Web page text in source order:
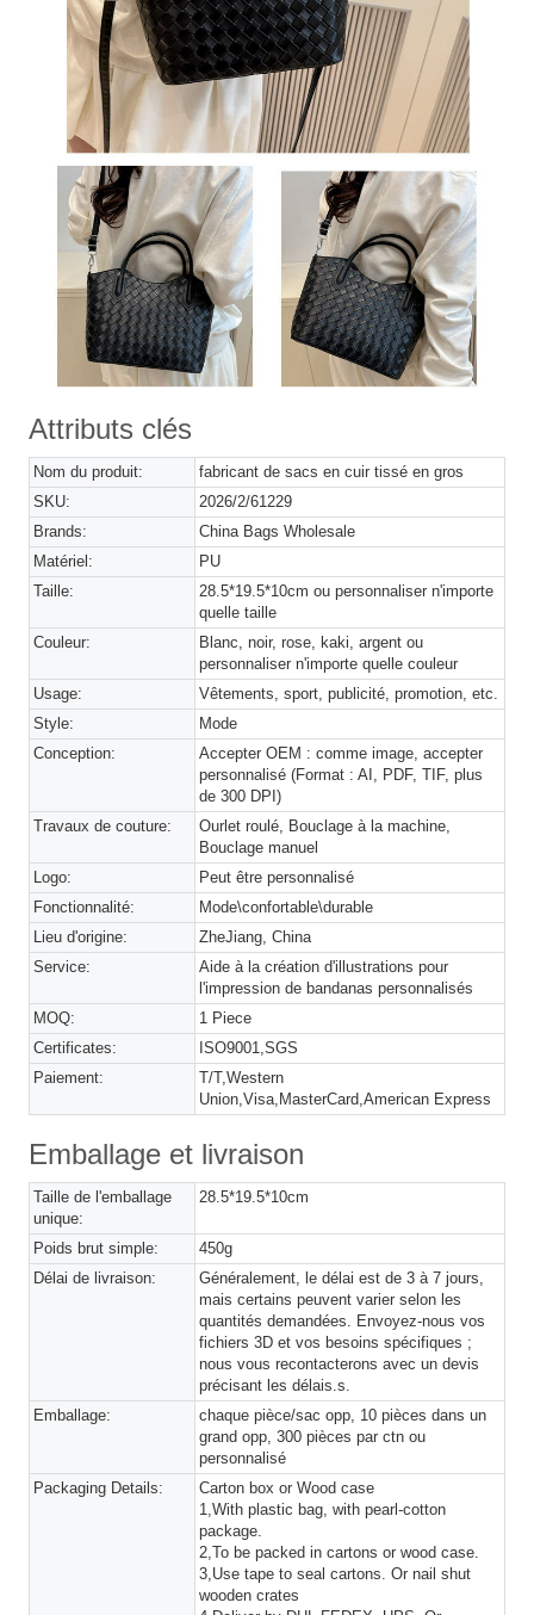
Attributs clés
Nom du produit:
fabricant de sacs en cuir tissé en gros
SKU:
2026/2/61229
Brands:
China Bags Wholesale
Matériel:
PU
Taille:
28.5*19.5*10cm ou personnaliser n'importe
quelle taille
Couleur:
Blanc, noir, rose, kaki, argent ou
personnaliser n'importe quelle couleur
Usage:
Vêtements, sport, publicité, promotion, etc.
Style:
Mode
Conception:
Accepter OEM : comme image, accepter
personnalisé (Format : AI, PDF, TIF, plus
de 300 DPI)
Travaux de couture:
Ourlet roulé, Bouclage à la machine,
Bouclage manuel
Logo:
Peut être personnalisé
Fonctionnalité:
Mode\confortable\durable
Lieu d'origine:
ZheJiang, China
Service:
Aide à la création d'illustrations pour
l'impression de bandanas personnalisés
MOQ:
1 Piece
Certificates:
ISO9001,SGS
Paiement:
T/T,Western
Union,Visa,MasterCard,American Express
Emballage et livraison
Taille de l'emballage
unique:
28.5*19.5*10cm
Poids brut simple:
450g
Délai de livraison:
Généralement, le délai est de 3 à 7 jours,
mais certains peuvent varier selon les
quantités demandées. Envoyez-nous vos
fichiers 3D et vos besoins spécifiques ;
nous vous recontacterons avec un devis
précisant les délais.s.
Emballage:
chaque pièce/sac opp, 10 pièces dans un
grand opp, 300 pièces par ctn ou
personnalisé
Packaging Details:
Carton box or Wood case
1,With plastic bag, with pearl-cotton
package.
2,To be packed in cartons or wood case.
3,Use tape to seal cartons. Or nail shut
wooden crates